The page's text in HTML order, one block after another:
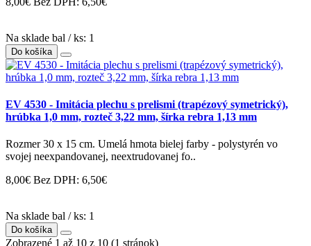
Na sklade bal / ks: 1
Do košíka
EV 4530 - Imitácia plechu s prelismi (trapézový symetrický),
hrúbka 1,0 mm, rozteč 3,22 mm, šírka rebra 1,13 mm
Rozmer 30 x 15 cm. Umelá hmota bielej farby - polystyrén vo
svojej neexpandovanej, neextrudovanej fo..
8,00€ Bez DPH: 6,50€
Na sklade bal / ks: 1
Do košíka
Zobrazené 1 až 10 z 10 (1 stránok)